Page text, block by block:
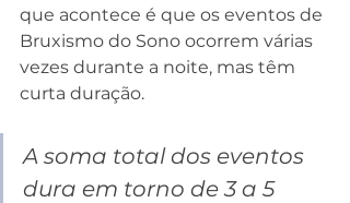
que acontece é que os eventos de
Bruxismo do Sono ocorrem várias
vezes durante a noite, mas têm
curta duração.
A soma total dos eventos
dura em torno de 3 a 5